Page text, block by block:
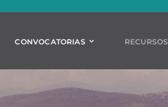
CONVOCATORIAS RECURSOS